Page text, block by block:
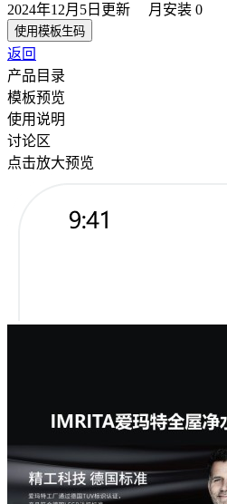
2024年12月5日 更新 月安装 0
使用模板生码
返回
产品目录
模板预览
使用说明
讨论区
点击放大预览